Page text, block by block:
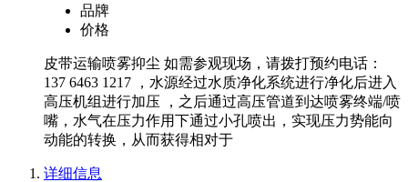
品牌
价格
皮带运输喷雾抑尘 如需参观现场，请拨打预约电话：
137 6463 1217 ，水源经过水质净化系统进行净化后进入
高压机组进行加压 ，之后通过高压管道到达喷雾终端/喷
嘴，水气在压力作用下通过小孔喷出，实现压力势能向
动能的转换，从而获得相对于
详细信息